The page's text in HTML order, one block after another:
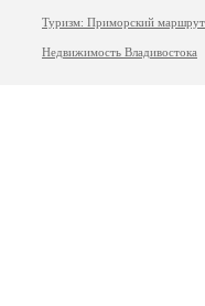
Туризм: Приморский маршрут
Недвижимость Владивостока